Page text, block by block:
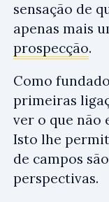
sensação de
apenas mais
prospecção.
Como
primeiras
ver o que não
Isto lhe
de campos
perspectivas.